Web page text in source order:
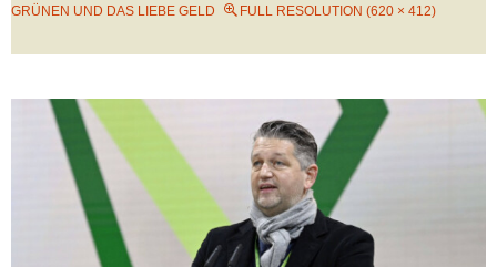
GRÜNEN UND DAS LIEBE GELD
FULL RESOLUTION (620 × 412)